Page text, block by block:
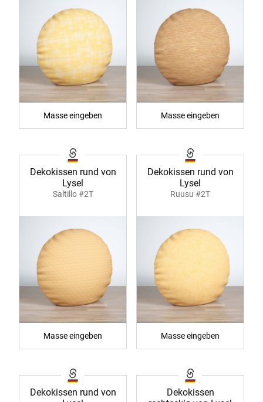
Masse eingeben Masse eingeben
Dekokissen rund von
Lysel
Saltillo #2T
Masse eingeben
Dekokissen rund von
Lysel
Ruusu #2T
Masse eingeben
Dekokissen rund von
Dekokissen